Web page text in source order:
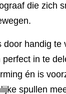
die zich
door handig te
in te
én is
spullen